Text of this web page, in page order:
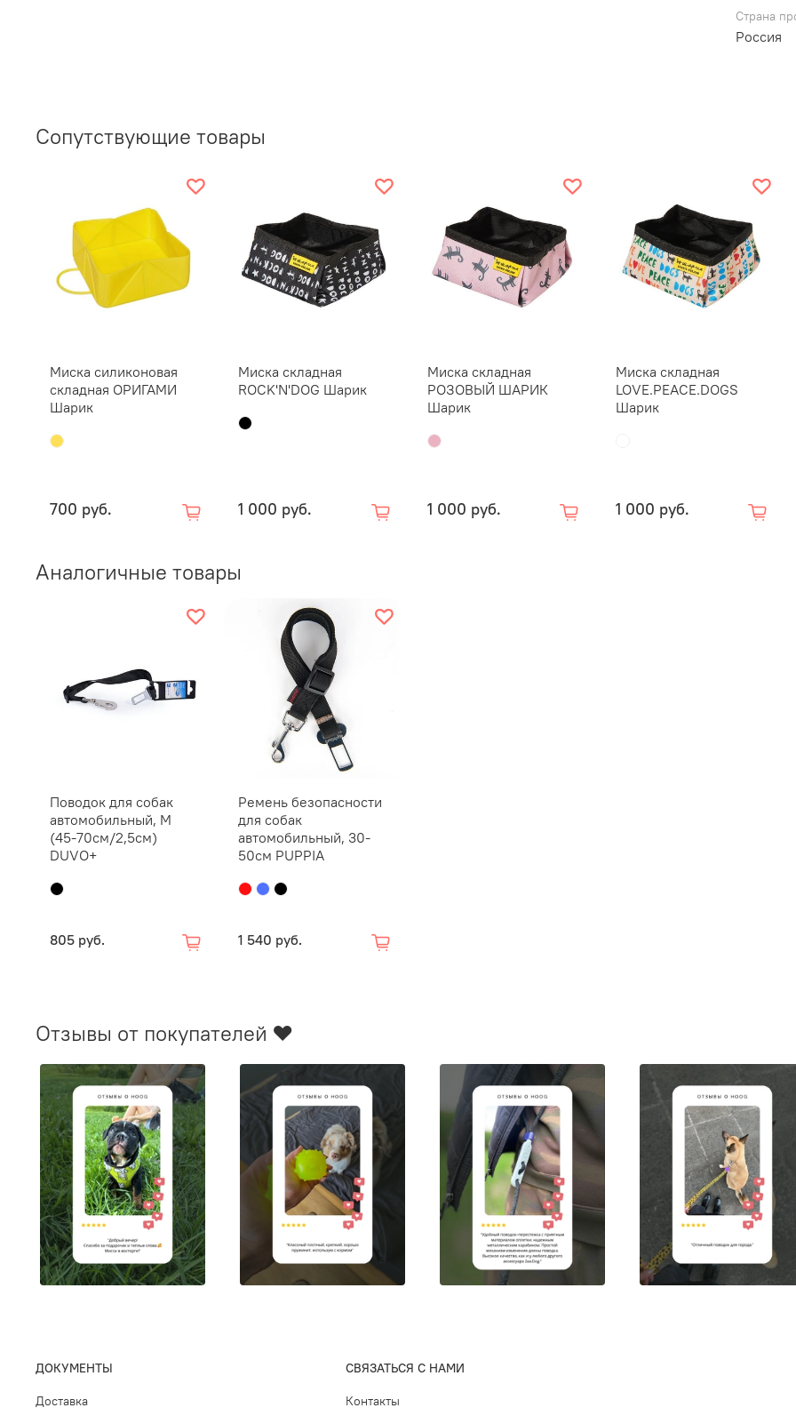
ДЛИНА
Ширина
Страна
Россия
Сопутствующие товары
Миска силиконовая
складная ОРИГАМИ
Шарик
700 руб.
Миска складная
ROCK'N'DOG Шарик
1 000 руб.
Миска складная
РОЗОВЫЙ ШАРИК
Шарик
1 000 руб.
Миска складная
LOVE.PEACE.DOGS
Шарик
1 000 руб.
Аналогичные товары
Поводок для собак
автомобильный, M
(45-70см/2,5см)
DUVO+
805 руб.
Ремень безопасности
для собак
автомобильный, 30-
50см PUPPIA
1 540 руб.
Отзывы от покупателей ❤️
ДОКУМЕНТЫ
Доставка
СВЯЗАТЬСЯ С НАМИ
Контакты